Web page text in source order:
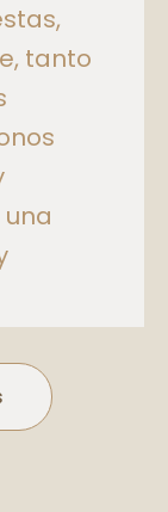
tanto